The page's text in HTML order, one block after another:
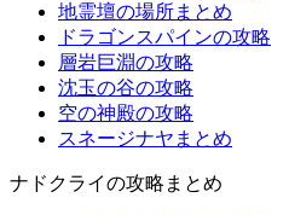
地霊壇の場所まとめ
ドラゴンスパインの攻略
層岩巨淵の攻略
沈玉の谷の攻略
空の神殿の攻略
スネージナヤまとめ
ナドクライの攻略まとめ